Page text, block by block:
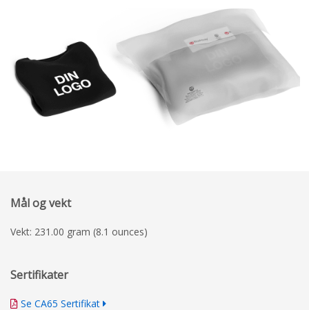
Mål og vekt
Vekt: 231.00 gram (8.1 ounces)
Sertifikater
Se CA65 Sertifikat